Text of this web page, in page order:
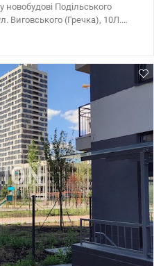
новобудові Подільського
Виговського (Гречка), 10Л.
та невеликий відкритий
стяжкою підлоги, гіпсовою
вікнами,
У ЖК є своя котельня,
Територія ЖК закрита,
проектом планується
До зупинки
пішки. Планується відкриття
до 10 хвилин. На території
відпочинку, кавярня,